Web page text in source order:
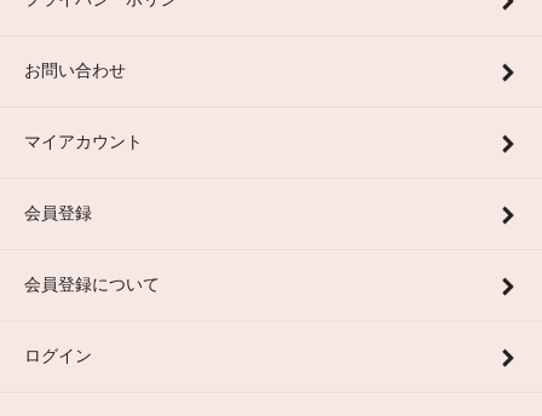
お問い合わせ
マイアカウント
会員登録
会員登録について
ログイン